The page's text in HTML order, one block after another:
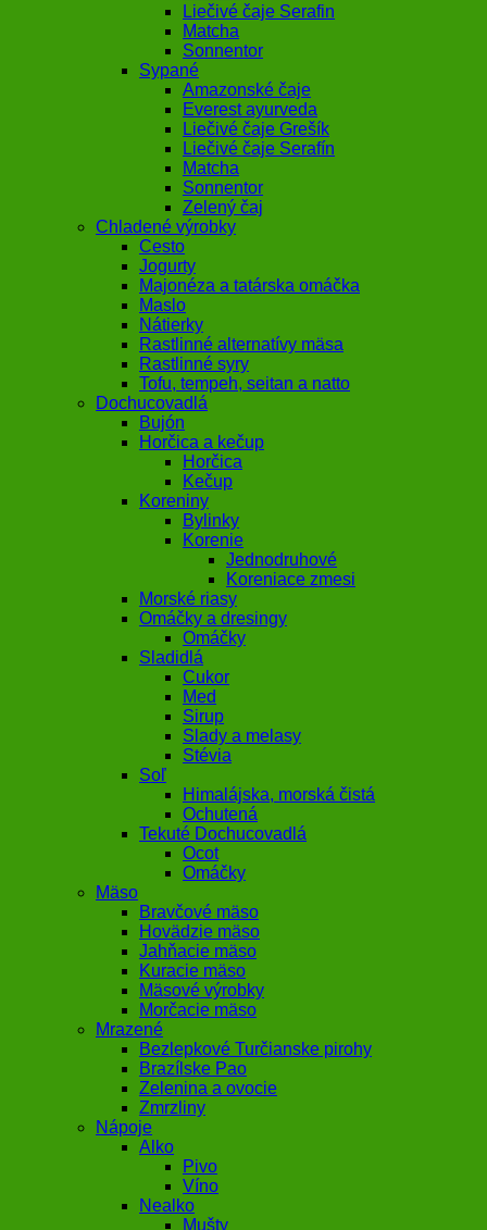
Liečivé čaje Serafin
Matcha
Sonnentor
Sypané
Amazonské čaje
Everest ayurveda
Liečivé čaje Grešík
Liečivé čaje Serafín
Matcha
Sonnentor
Zelený čaj
Chladené výrobky
Cesto
Jogurty
Majonéza a tatárska omáčka
Maslo
Nátierky
Rastlinné alternatívy mäsa
Rastlinné syry
Tofu, tempeh, seitan a natto
Dochucovadlá
Bujón
Horčica a kečup
Horčica
Kečup
Koreniny
Bylinky
Korenie
Jednodruhové
Koreniace zmesi
Morské riasy
Omáčky a dresingy
Omáčky
Sladidlá
Cukor
Med
Sirup
Slady a melasy
Stévia
Soľ
Himalájska, morská čistá
Ochutená
Tekuté Dochucovadlá
Ocot
Omáčky
Mäso
Bravčové mäso
Hovädzie mäso
Jahňacie mäso
Kuracie mäso
Mäsové výrobky
Morčacie mäso
Mrazené
Bezlepkové Turčianske pirohy
Brazílske Pao
Zelenina a ovocie
Zmrzliny
Nápoje
Alko
Pivo
Víno
Nealko
Mušty